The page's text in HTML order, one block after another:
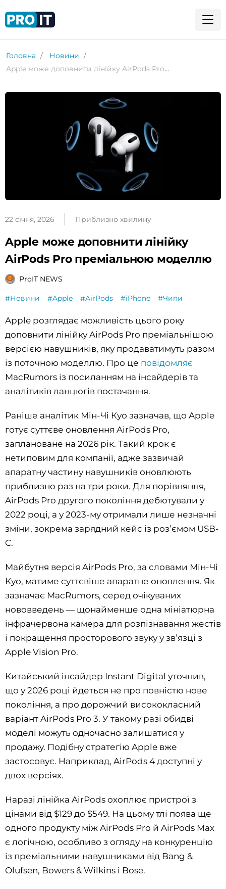
Головна
Новини
Apple може доповнити лінійку AirPods Pro преміальною моделлю
22 січня, 2026 Приблизно хвилину
Apple може доповнити лінійку
AirPods Pro преміальною моделлю
ProIT NEWS
#Новини #Apple #AirPods #iPhone #Чипи
Apple розглядає можливість цього року
доповнити лінійку AirPods Pro преміальнішою
версією навушників, яку продаватимуть разом
із поточною моделлю. Про це повідомляє
MacRumors із посиланням на інсайдерів та
аналітиків ланцюгів постачання.
Раніше аналітик Мін-Чі Куо зазначав, що Apple
готує суттєве оновлення AirPods Pro,
заплановане на 2026 рік. Такий крок є
нетиповим для компанії, адже зазвичай
апаратну частину навушників оновлюють
приблизно раз на три роки. Для порівняння,
AirPods Pro другого покоління дебютували у
2022 році, а у 2023-му отримали лише незначні
зміни, зокрема зарядний кейс із роз’ємом USB-
C.
Майбутня версія AirPods Pro, за словами Мін-Чі
Куо, матиме суттєвіше апаратне оновлення. Як
зазначає MacRumors, серед очікуваних
нововведень — щонайменше одна мініатюрна
інфрачервона камера для розпізнавання жестів
і покращення просторового звуку у зв’язці з
Apple Vision Pro.
Китайський інсайдер Instant Digital уточнив,
що у 2026 році йдеться не про повністю нове
покоління, а про дорожчий висококласний
варіант AirPods Pro 3. У такому разі обидві
моделі можуть одночасно залишатися у
продажу. Подібну стратегію Apple вже
застосовує. Наприклад, AirPods 4 доступні у
двох версіях.
Наразі лінійка AirPods охоплює пристрої з
цінами від $129 до $549. На цьому тлі поява ще
одного продукту між AirPods Pro й AirPods Max
є логічною, особливо з огляду на конкуренцію
із преміальними навушниками від Bang &
Olufsen, Bowers & Wilkins і Bose.